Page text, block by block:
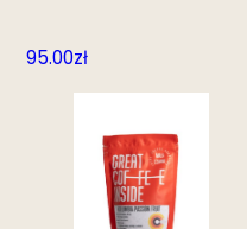
95.00zł